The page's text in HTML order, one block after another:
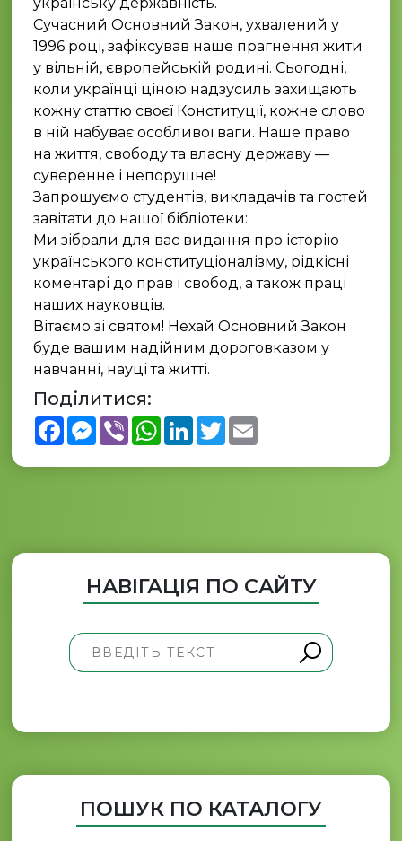
Сучасний Основний Закон, ухвалений у
1996 році, зафіксував наше прагнення жити
у вільній, європейській родині. Сьогодні,
коли українці ціною надзусиль захищають
кожну статтю своєї Конституції, кожне слово
в ній набуває особливої ваги. Наше право
на життя, свободу та власну державу —
суверенне і непорушне!
Запрошуємо студентів, викладачів та гостей
завітати до нашої бібліотеки:
Ми зібрали для вас видання про історію
українського конституціоналізму, рідкісні
коментарі до прав і свобод, а також праці
наших науковців.
Вітаємо зі святом! Нехай Основний Закон
буде вашим надійним дороговказом у
навчанні, науці та житті.
Поділитися:
FacebookMessenger
ViberWhatsApp
LinkedIn
Twitter
НАВІГАЦІЯ ПО САЙТУ
ПОШУК ПО КАТАЛОГУ